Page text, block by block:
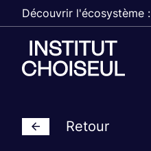
Découvrir l'écosystème :
Retour